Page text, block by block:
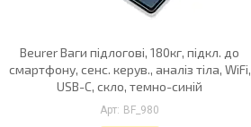
Beurer Ваги підлогові, 180кг, підкл. до
смартфону, сенс. керув., аналіз тіла, WiFi,
USB-C, скло, темно-синій
BF_980